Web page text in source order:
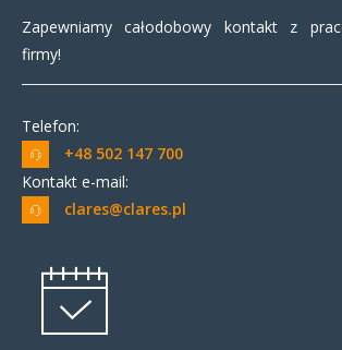
Zapewniamy całodobowy kontakt z
firmy!
Telefon:
+48 502 147 700
Kontakt e-mail:
clares@clares.pl